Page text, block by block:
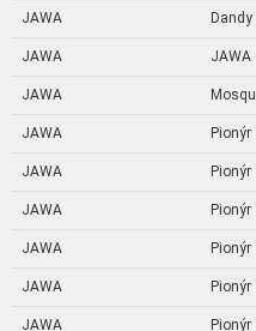
JAWA Dandy
JAWA
JAWA
JAWA Pionýr
JAWA Pionýr
JAWA Pionýr
JAWA Pionýr
JAWA Pionýr
JAWA Pionýr